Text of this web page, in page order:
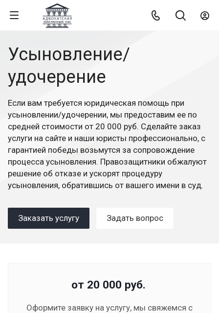
Усыновление/
удочерение
Если вам требуется юридическая помощь при
усыновлении/удочерении, мы предоставим ее по
средней стоимости от 20 000 руб. Сделайте заказ
услуги на сайте и наши юристы профессионально, с
гарантией победы возьмутся за сопровождение
процесса усыновления. Правозащитники обжалуют
решение об отказе и ускорят процедуру
усыновления, обратившись от вашего имени в суд.
Заказать услугу Задать вопрос
от 20 000 руб.
Оформите заявку на услугу, мы свяжемся с